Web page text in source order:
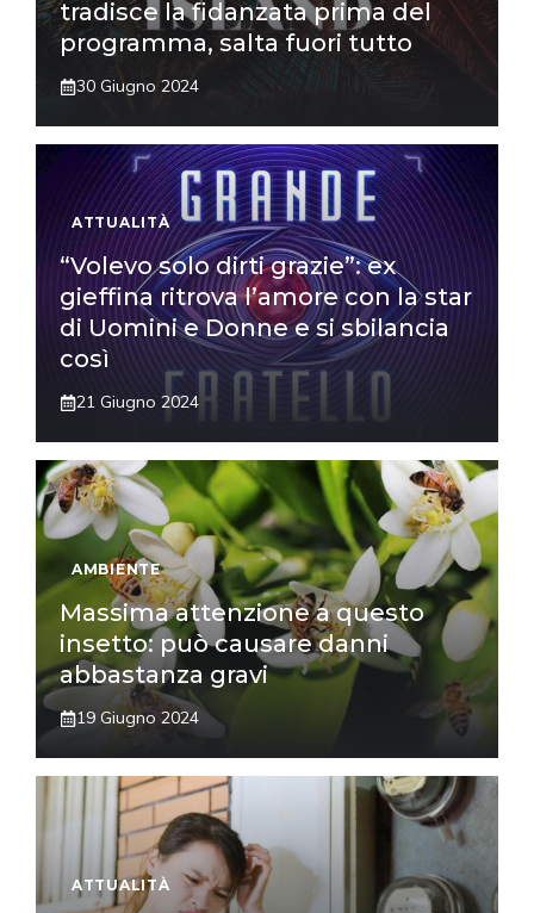
tradisce la fidanzata prima del
programma, salta fuori tutto
30 Giugno 2024
ATTUALITÀ
“Volevo solo dirti grazie”: ex
gieffina ritrova l’amore con la star
di Uomini e Donne e si sbilancia
così
21 Giugno 2024
AMBIENTE
Massima attenzione a questo
insetto: può causare danni
abbastanza gravi
19 Giugno 2024
ATTUALITÀ